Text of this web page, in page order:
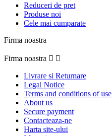
Reduceri de pret
Produse noi
Cele mai cumparate
Firma noastra
Firma noastra  
Livrare si Returnare
Legal Notice
Terms and conditions of use
About us
Secure payment
Contacteaza-ne
Harta site-ului